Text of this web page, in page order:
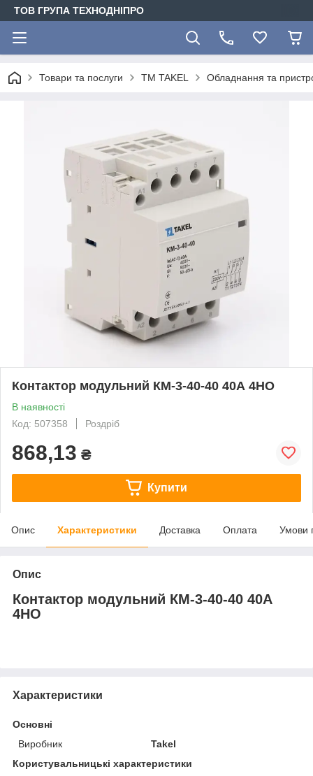
ТОВ ГРУПА ТЕХНОДНІПРО
Товари та послуги TM TAKEL Обладнання та
Контактор модульний КМ-3-40-40 40А 4НО
В наявності
Код: 507358
Роздріб
868,13 ₴
Купити
Опис Характеристики Доставка Оплата Умови
Опис
Контактор модульний КМ-3-40-40 40А
4НО
Характеристики
Основні
Виробник
Takel
Користувальницькі характеристики